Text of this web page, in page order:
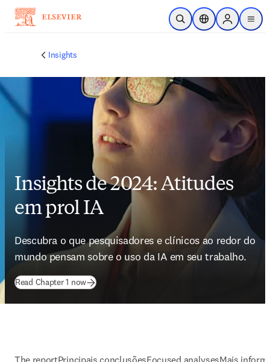
Ir para o conteúdo principal
Pesquisa aberta
Seletor deSign in to
menu
Insights
Insights de 2024: Atitudes
em prol IA
Descubra o que pesquisadores e clínicos ao redor do
mundo pensam sobre o uso da IA em seu trabalho.
Read Chapter 1 now(abre em uma nova guia/janela
The reportPrincipais conclusõesFocused analysesMais